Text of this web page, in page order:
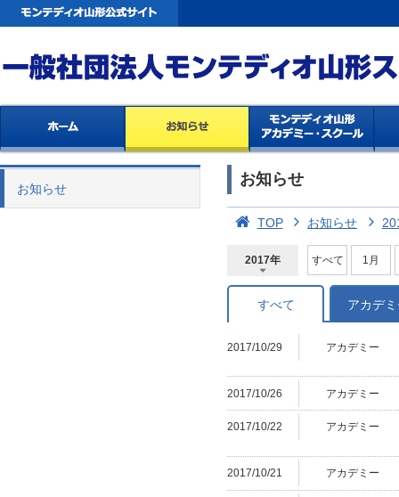
お知らせ
お知らせ
TOP お知らせ
2017年
2026年
2025年
2024年
2023年
2022年
2021年
2020年
2019年
2018年
2017年
2016年
2015年
2014年
すべて 1月
すべて アカデ
2017/10/29 アカデミー
2017/10/26 アカデミー
2017/10/22 アカデミー
2017/10/21 アカデミー